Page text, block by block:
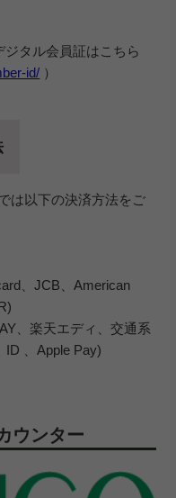
タル会員証はこちら
id/ ）
は以下の決済方法をご
、JCB、American
、楽天エディ、交通系
ID 、Apple Pay)
ウンター